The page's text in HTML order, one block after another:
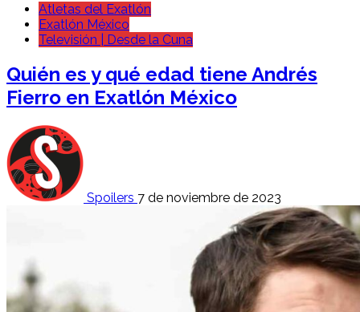
Atletas del Exatlón
Exatlón México
Televisión | Desde la Cuna
Quién es y qué edad tiene Andrés
Fierro en Exatlón México
Spoilers 7 de noviembre de 2023